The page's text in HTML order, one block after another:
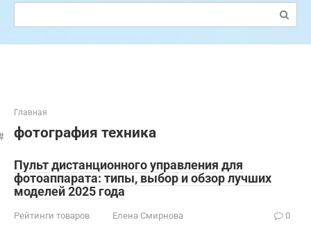
Поиск:
Главная
фотография техника
Пульт дистанционного управления для
фотоаппарата: типы, выбор и обзор лучших
моделей 2025 года
Рейтинги товаров Елена Смирнова 0